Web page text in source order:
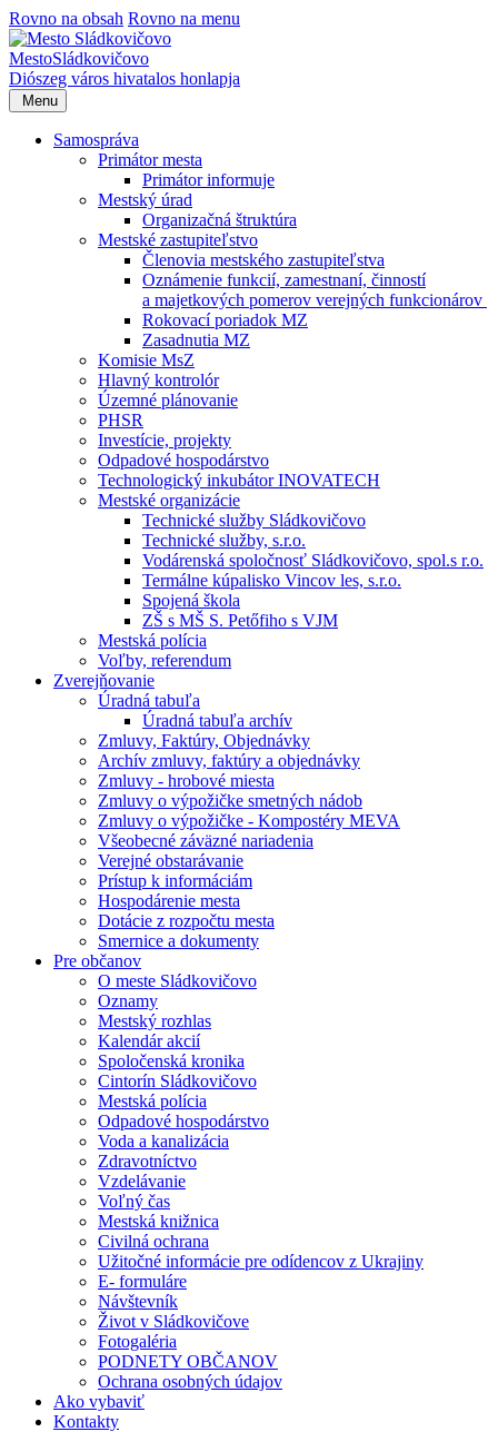
Rovno na obsah Rovno na menu
MestoSládkovičovo
Diószeg város hivatalos honlapja
Menu
Samospráva
Primátor mesta
Primátor informuje
Mestský úrad
Organizačná štruktúra
Mestské zastupiteľstvo
Členovia mestského zastupiteľstva
Oznámenie funkcií, zamestnaní, činností
a majetkových pomerov verejných funkcionárov
Rokovací poriadok MZ
Zasadnutia MZ
Komisie MsZ
Hlavný kontrolór
Územné plánovanie
PHSR
Investície, projekty
Odpadové hospodárstvo
Technologický inkubátor INOVATECH
Mestské organizácie
Technické služby Sládkovičovo
Technické služby, s.r.o.
Vodárenská spoločnosť Sládkovičovo, spol.s r.o.
Termálne kúpalisko Vincov les, s.r.o.
Spojená škola
ZŠ s MŠ S. Petőfiho s VJM
Mestská polícia
Voľby, referendum
Zverejňovanie
Úradná tabuľa
Úradná tabuľa archív
Zmluvy, Faktúry, Objednávky
Archív zmluvy, faktúry a objednávky
Zmluvy - hrobové miesta
Zmluvy o výpožičke smetných nádob
Zmluvy o výpožičke - Kompostéry MEVA
Všeobecné záväzné nariadenia
Verejné obstarávanie
Prístup k informáciám
Hospodárenie mesta
Dotácie z rozpočtu mesta
Smernice a dokumenty
Pre občanov
O meste Sládkovičovo
Oznamy
Mestský rozhlas
Kalendár akcií
Spoločenská kronika
Cintorín Sládkovičovo
Mestská polícia
Odpadové hospodárstvo
Voda a kanalizácia
Zdravotníctvo
Vzdelávanie
Voľný čas
Mestská knižnica
Civilná ochrana
Užitočné informácie pre odídencov z Ukrajiny
E- formuláre
Návštevník
Život v Sládkovičove
Fotogaléria
PODNETY OBČANOV
Ochrana osobných údajov
Ako vybaviť
Kontakty